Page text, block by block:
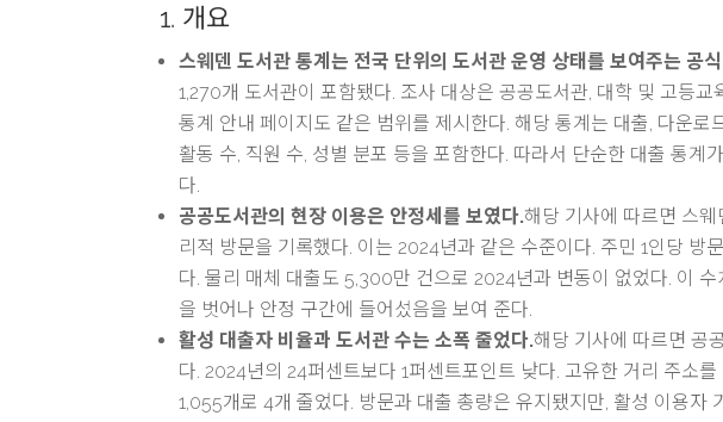
1. 개요
스웨덴 도서관 통계는 전국 단위의 도서관 운영 상태를 보여주는 공
1,270개 도서관이 포함됐다. 조사 대상은 공공도서관, 대학 및 고등
통계 안내 페이지도 같은 범위를 제시한다. 해당 통계는 대출, 다운로
활동 수, 직원 수, 성별 분포 등을 포함한다. 따라서 단순한 대출 통계
다.
공공도서관의 현장 이용은 안정세를 보였다.해당 기사에 따르면 스
리적 방문을 기록했다. 이는 2024년과 같은 수준이다. 주민 1인당
다. 물리 매체 대출도 5,300만 건으로 2024년과 변동이 없었다. 이
을 벗어나 안정 구간에 들어섰음을 보여 준다.
활성 대출자 비율과 도서관 수는 소폭 줄었다.해당 기사에 따르면 공
다. 2024년의 24퍼센트보다 1퍼센트포인트 낮다. 고유한 거리 주소
1,055개로 4개 줄었다. 방문과 대출 총량은 유지됐지만, 활성 이용자